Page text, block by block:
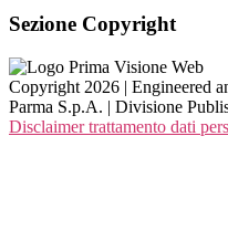
Sezione Copyright
Copyright 2026 | Engineered
Parma S.p.A. | Divisione
Disclaimer trattamento dati